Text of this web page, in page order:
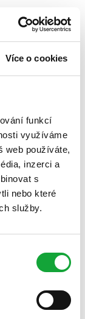
Více o cookies
funkcí
využíváme
web používáte,
inzerci a
s
nebo které
služby.